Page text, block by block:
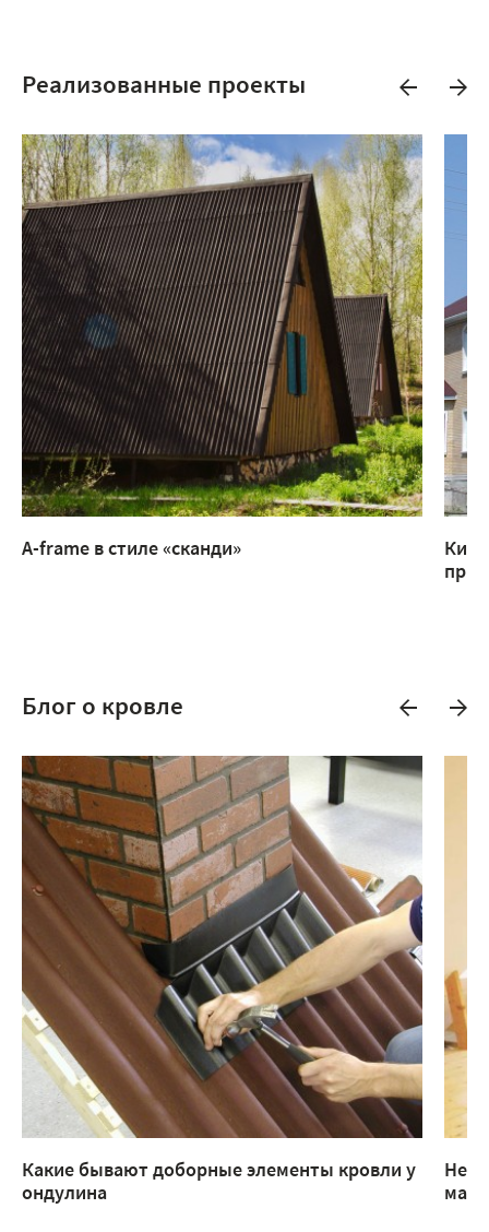
Реализованные проекты
A-frame в стиле «сканди»
Блог о кровле
Какие бывают доборные элементы кровли у
ондулина